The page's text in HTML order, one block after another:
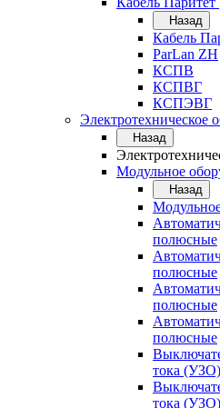
Назад
Кабель
ParLan ZH
КСПВ
КСПВГ
КСПЭВГ
Электротехническое
Назад
Модульное
Назад
полюсные
полюсные
полюсные
полюсные
тока
тока